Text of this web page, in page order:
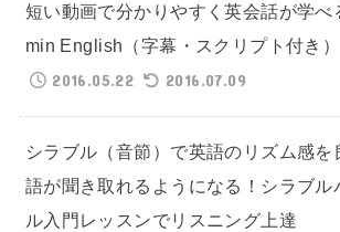
短い動画で分かりやすく英会話が学べ
min English（字幕・スクリプト付き）
2016.05.22
2016.07.09
シラブル（音節）で英語のリズム感を
語が聞き取れるようになる！シラブル
ル入門レッスンでリスニング上達